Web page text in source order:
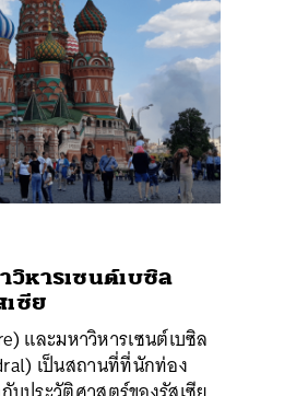
วิหารเซนต์เบซิล
ซีย
และมหาวิหารเซนต์เบซิล
เป็นสถานที่ที่นักท่อง